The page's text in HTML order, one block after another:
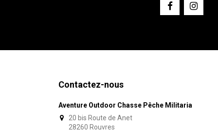
Contactez-nous
Aventure Outdoor Chasse Pêche Militaria
20 bis Route de Anet
28260 Rouvres